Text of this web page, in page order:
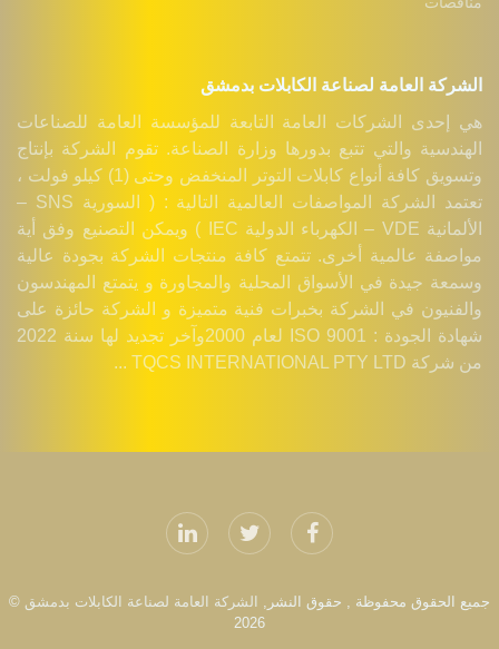
الشركة العامة لصناعة الكابلات بدمشق
هي إحدى الشركات العامة التابعة للمؤسسة العامة للصناعات
الهندسية والتي تتبع بدورها وزارة الصناعة. تقوم الشركة بإنتاج
وتسويق كافة أنواع كابلات التوتر المنخفض وحتى (1) كيلو فولت ،
تعتمد الشركة المواصفات العالمية التالية : ( السورية SNS –
الألمانية VDE – الكهرباء الدولية IEC ) ويمكن التصنيع وفق أية
مواصفة عالمية أخرى. تتمتع كافة منتجات الشركة بجودة عالية
وسمعة جيدة في الأسواق المحلية والمجاورة و يتمتع المهندسون
والفنيون في الشركة بخبرات فنية متميزة و الشركة حائزة على
شهادة الجودة : ISO 9001 لعام 2000وآخر تجديد لها سنة 2022
من شركة TQCS INTERNATIONAL PTY LTD ...
جميع الحقوق محفوظة , حقوق النشر, الشركة العامة لصناعة الكابلات بدمشق ©
2026